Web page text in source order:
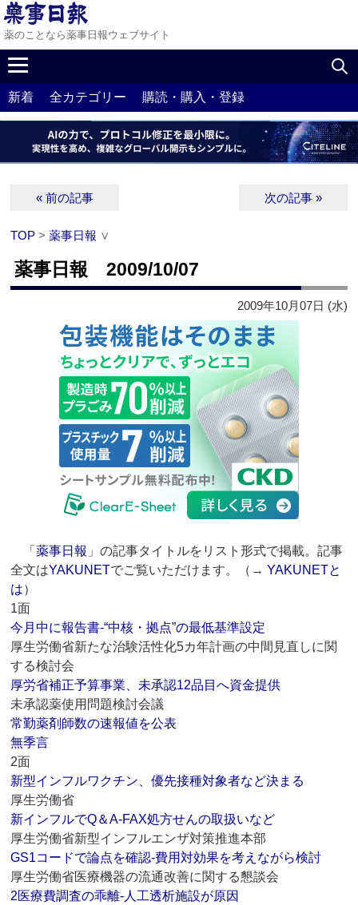
薬のことなら薬事日報ウェブサイト
新着 全カテゴリー 購読・購入・登録
« 前の記事 次の記事 »
TOP >薬事日報 ∨
薬事日報 2009/10/07
2009年10月07日 (水)
「薬事日報 」の記事タイトルをリスト形式で掲載。記事
全文はYAKUNETでご覧いただけます。（→YAKUNETと
は）
1面
今月中に報告書‐“中核・拠点”の最低基準設定
厚生労働省新たな治験活性化5カ年計画の中間見直しに関
する検討会
厚労省補正予算事業、未承認12品目へ資金提供
未承認薬使用問題検討会議
常勤薬剤師数の速報値を公表
無季言
2面
新型インフルワクチン、優先接種対象者など決まる
厚生労働省
新インフルでQ＆A‐FAX処方せんの取扱いなど
厚生労働省新型インフルエンザ対策推進本部
GS1コードで論点を確認‐費用対効果を考えながら検討
厚生労働省医療機器の流通改善に関する懇談会
2医療費調査の乖離‐人工透析施設が原因